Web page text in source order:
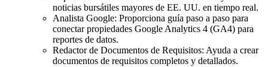
noticias bursátiles mayores de EE. UU. en tiempo real.
Analista Google: Proporciona guía paso a paso para
conectar propiedades Google Analytics 4 (GA4) para
reportes de datos.
Redactor de Documentos de Requisitos: Ayuda a crear
documentos de requisitos completos y detallados.